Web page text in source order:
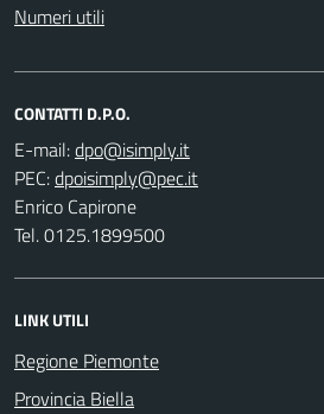
Numeri utili
CONTATTI D.P.O.
E-mail:
PEC:
Enrico Capirone
Tel. 0125.1899500
LINK UTILI
Regione Piemonte
Provincia Biella